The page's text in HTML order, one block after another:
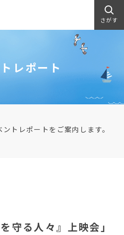
さがす
レポート
トレポートをご案内します。
守る人々』上映会」